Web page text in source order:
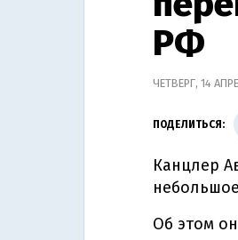
РФ
ЧЕТВЕРГ, 14
ПОДЕЛИТЬСЯ:
Канцлер
Об этом